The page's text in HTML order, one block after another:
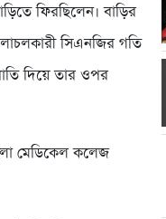
ফিরছিলেন। বাড়ির
সিএনজির গতি
দিয়ে তার ওপর
মেডিকেল কলেজ